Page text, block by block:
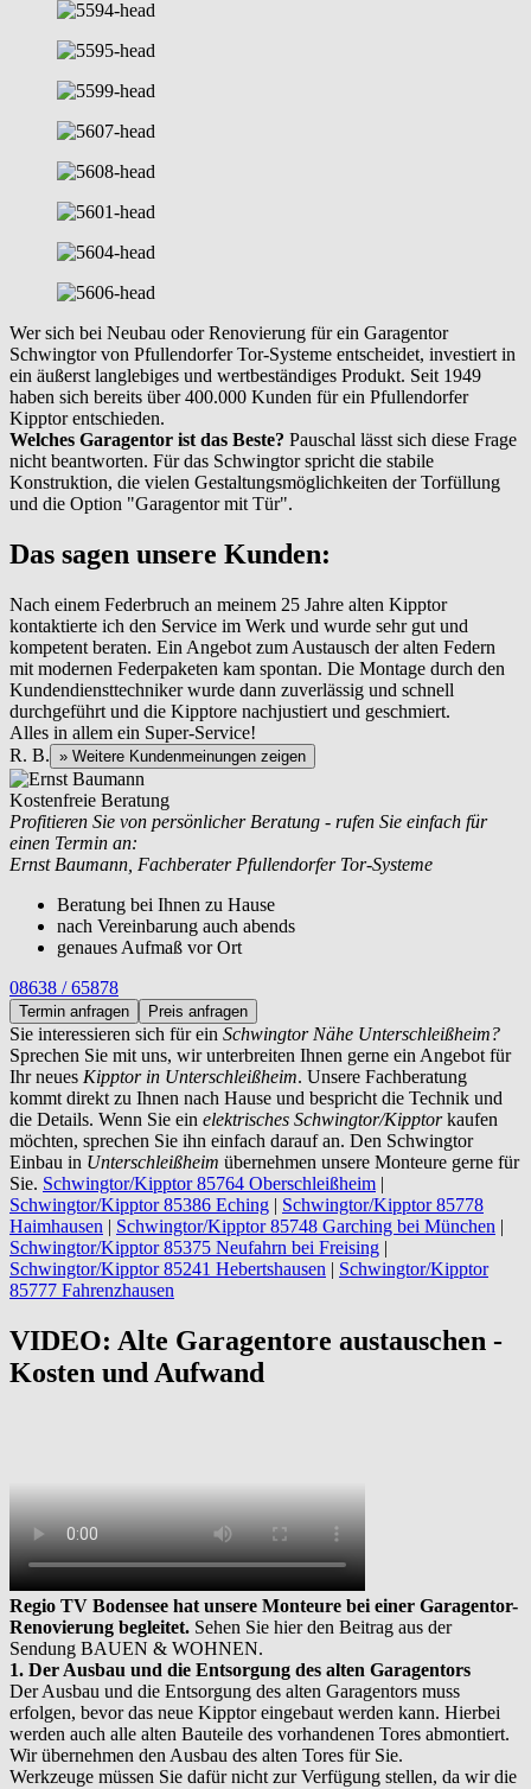
Wer sich bei Neubau oder Renovierung für ein Garagentor
Schwingtor von Pfullendorfer Tor-Systeme entscheidet, investiert in
ein äußerst langlebiges und wertbeständiges Produkt. Seit 1949
haben sich bereits über 400.000 Kunden für ein Pfullendorfer
Kipptor entschieden.
Welches Garagentor ist das Beste? Pauschal lässt sich diese Frage
nicht beantworten. Für das Schwingtor spricht die stabile
Konstruktion, die vielen Gestaltungsmöglichkeiten der Torfüllung
und die Option "Garagentor mit Tür".
Das sagen unsere Kunden:
Nach einem Federbruch an meinem 25 Jahre alten Kipptor
kontaktierte ich den Service im Werk und wurde sehr gut und
kompetent beraten. Ein Angebot zum Austausch der alten Federn
mit modernen Federpaketen kam spontan. Die Montage durch den
Kundendiensttechniker wurde dann zuverlässig und schnell
durchgeführt und die Kipptore nachjustiert und geschmiert.
Alles in allem ein Super-Service!
R. B. » Weitere Kundenmeinungen zeigen
Kostenfreie Beratung
Profitieren Sie von persönlicher Beratung - rufen Sie einfach für
einen Termin an:
Ernst Baumann, Fachberater Pfullendorfer Tor-Systeme
Beratung bei Ihnen zu Hause
nach Vereinbarung auch abends
genaues Aufmaß vor Ort
08638 / 65878
Termin anfragen Preis anfragen
Sie interessieren sich für ein Schwingtor Nähe Unterschleißheim?
Sprechen Sie mit uns, wir unterbreiten Ihnen gerne ein Angebot für
Ihr neues Kipptor in Unterschleißheim. Unsere Fachberatung
kommt direkt zu Ihnen nach Hause und bespricht die Technik und
die Details. Wenn Sie ein elektrisches Schwingtor/Kipptorkaufen
möchten, sprechen Sie ihn einfach darauf an. Den Schwingtor
Einbau in Unterschleißheim übernehmen unsere Monteure gerne für
Sie. Schwingtor/Kipptor 85764 Oberschleißheim |
Schwingtor/Kipptor 85386 Eching | Schwingtor/Kipptor 85778
Haimhausen | Schwingtor/Kipptor 85748 Garching bei München |
Schwingtor/Kipptor 85375 Neufahrn bei Freising |
Schwingtor/Kipptor 85241 Hebertshausen | Schwingtor/Kipptor
85777 Fahrenzhausen
VIDEO: Alte Garagentore austauschen -
Kosten und Aufwand
Regio TV Bodensee hat unsere Monteure bei einer Garagentor-
Renovierung begleitet. Sehen Sie hier den Beitrag aus der
Sendung BAUEN & WOHNEN.
1. Der Ausbau und die Entsorgung des alten Garagentors
Der Ausbau und die Entsorgung des alten Garagentors muss
erfolgen, bevor das neue Kipptor eingebaut werden kann. Hierbei
werden auch alle alten Bauteile des vorhandenen Tores abmontiert.
Wir übernehmen den Ausbau des alten Tores für Sie.
Werkzeuge müssen Sie dafür nicht zur Verfügung stellen, da wir die